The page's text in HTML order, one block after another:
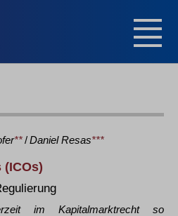
**/Daniel Resas***
im Kapitalmarktrecht so